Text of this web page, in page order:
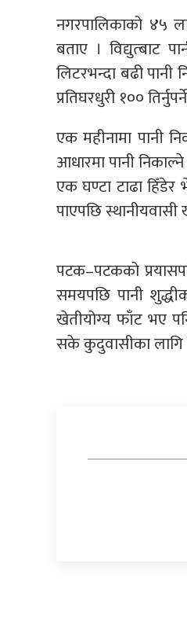
नगरपालिकाको ४५
बताए । विद्युत्बाट
लिटरभन्दा बढी पानी
प्रतिघरधुरी १००
एक महीनामा पानी
आधारमा पानी
एक घण्टा टाढा हिँडेर
पाएपछि
पटक–पटकको
समयपछि पानी
खेतीयोग्य फाँट भए
सके कुदुवासीका लागि